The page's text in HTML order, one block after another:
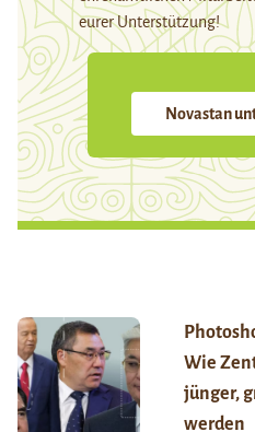
eurer Unterstützung!
Novastan
Wie
jünger,
werden